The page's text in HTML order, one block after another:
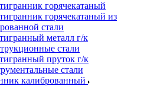
горячекатаный
горячекатаный из
стали
металл г/к
стали
пруток г/к
стали
калиброванный